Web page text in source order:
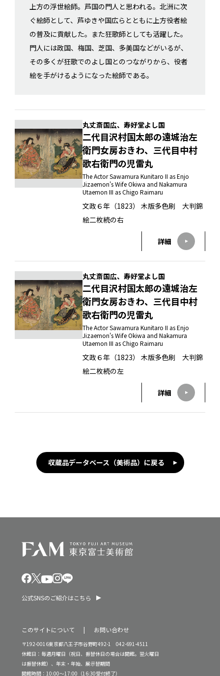
上方の浮世絵師。芦国の門人と思われる。北洲に次
ぐ絵師として、芦ゆきや国広らとともに上方役者絵
の普及に貢献した。また狂歌師としても活躍した。
門人には政国、梅国、芝国、多美国などがいるが、
その多くが狂歌でのよし国とのつながりから、役者
絵を手がけるようになった絵師である。
丸丈斎国広、寿好堂よし国
二代目沢村国太郎の遠城治左
衛門女房おきわ、三代目中村
歌右衛門の児雷丸
The Actor Sawamura Kunitaro II as Enjo
Jizaemon's Wife Okiwa and Nakamura
Utaemon III as Chigo Raimaru
文政６年（1823） 木版多色刷 大判錦
絵二枚続の右
詳細
丸丈斎国広、寿好堂よし国
二代目沢村国太郎の遠城治左
衛門女房おきわ、三代目中村
歌右衛門の児雷丸
The Actor Sawamura Kunitaro II as Enjo
Jizaemon's Wife Okiwa and Nakamura
Utaemon III as Chigo Raimaru
文政６年（1823） 木版多色刷 大判錦
絵二枚続の左
詳細
収蔵品データベース（美術品）に戻る
公式SNSのご紹介はこちら
このサイトについて お問い合わせ
〒192-0016東京都八王子市谷野町492-1 042-691-4511
休館日：毎週月曜日（祝日、振替休日の場合は開館。翌火曜日
は振替休館）、年末・年始、展示替期間
開館時間：10:00～17:00（16:30受付終了）